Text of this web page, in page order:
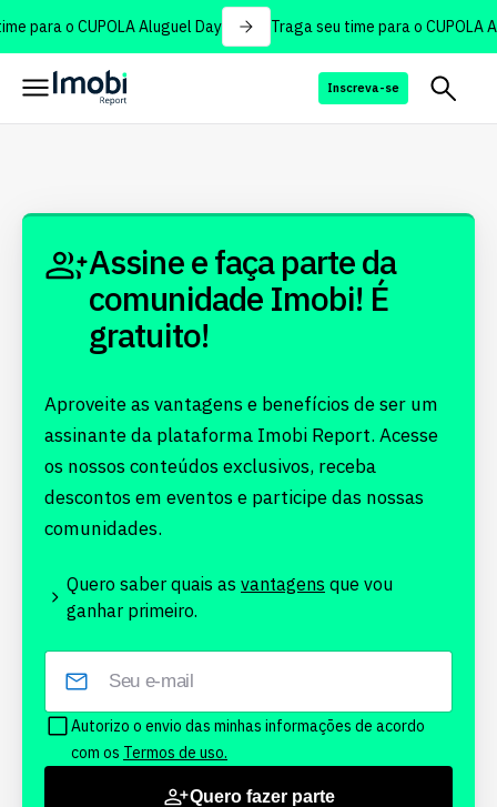
para o CUPOLA Aluguel Day Traga seu time para o CUPOLA
Inscreva-se
Assine e faça parte da
comunidade Imobi! É
gratuito!
Aproveite as vantagens e benefícios de ser um
assinante da plataforma Imobi Report. Acesse
os nossos conteúdos exclusivos, receba
descontos em eventos e participe das nossas
comunidades.
Quero saber quais as vantagens que vou
ganhar primeiro.
Autorizo o envio das minhas informações de acordo
com os Termos de uso.
Quero fazer parte